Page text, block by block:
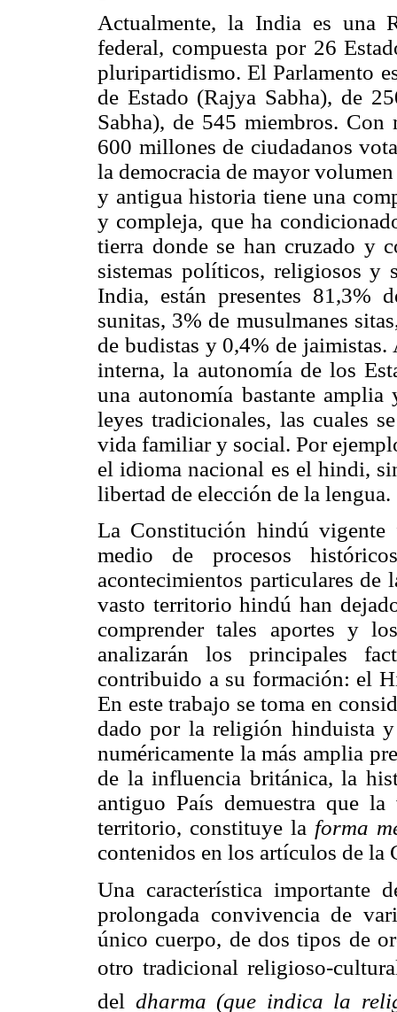
Actualmente, la India es una
federal, compuesta por 26
pluripartidismo. El Parlamento
de Estado (Rajya Sabha), de
Sabha), de 545 miembros.
600 millones de ciudadanos
la democracia de mayor
y antigua historia tiene una
y compleja, que ha
tierra donde se han cruzado y
sistemas políticos, religiosos
India, están presentes 81,3%
sunitas, 3% de musulmanes
de budistas y 0,4% de
interna, la autonomía de los
una autonomía bastante
leyes tradicionales, las cuales
vida familiar y social. Por
el idioma nacional es el hindi,
libertad de elección de la lengua.
La Constitución hindú vigente
medio de procesos
acontecimientos particulares
vasto territorio hindú han
comprender tales aportes y
analizarán los principales
contribuido a su formación: el
En este trabajo se toma en
dado por la religión hinduista y
numéricamente la más amplia
de la influencia británica, la
antiguo País demuestra que
territorio, constituye la forma
contenidos en los artículos de
Una característica importante
prolongada convivencia de
único cuerpo, de dos tipos de
otro tradicional religioso-
del dharma (que indica la